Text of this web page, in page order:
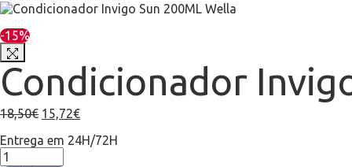
-15%
Condicionador
18,50€ 15,72€
Entrega em 24H/72H